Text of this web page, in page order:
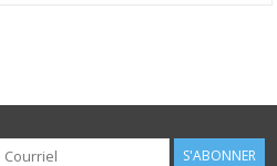
S'ABONNER